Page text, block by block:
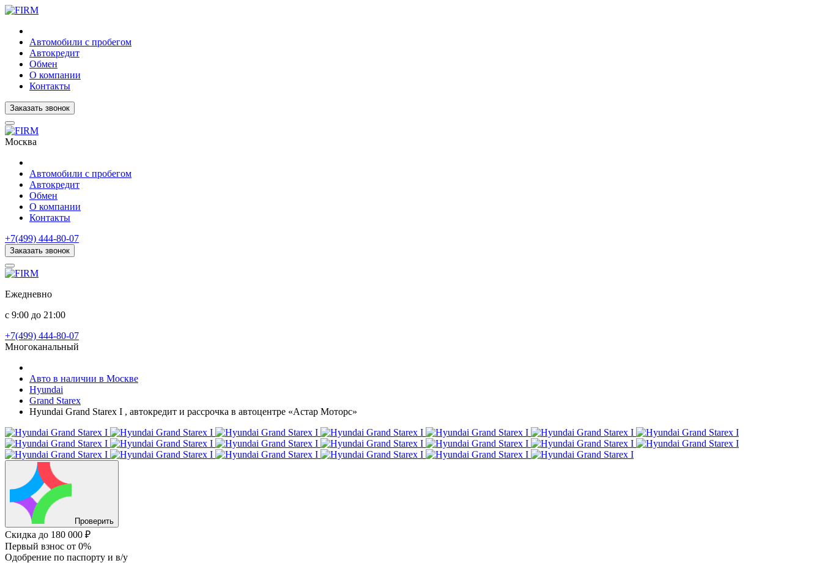
Автомобили с пробегом
Автокредит
Обмен
О компании
Контакты
Заказать звонок
Москва
Автомобили с пробегом
Автокредит
Обмен
О компании
Контакты
+7(499) 444-80-07
Заказать звонок
Ежедневно
с 9:00 до 21:00
+7(499) 444-80-07
Многоканальный
Авто в наличии в Москве
Hyundai
Grand Starex
Hyundai Grand Starex I , автокредит и рассрочка в автоцентре «Астар Моторс»
Проверить
Скидка до 180 000 ₽
Первый взнос от 0%
Одобрение по паспорту и в/у